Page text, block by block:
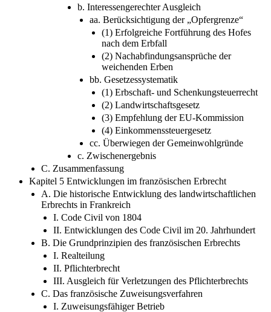
b. Interessengerechter Ausgleich
aa. Berücksichtigung der „Opfergrenze“
(1) Erfolgreiche Fortführung des Hofes
nach dem Erbfall
(2) Nachabfindungsansprüche der
weichenden Erben
bb. Gesetzessystematik
(1) Erbschaft- und Schenkungsteuerrecht
(2) Landwirtschaftsgesetz
(3) Empfehlung der EU-Kommission
(4) Einkommenssteuergesetz
cc. Überwiegen der Gemeinwohlgründe
c. Zwischenergebnis
C. Zusammenfassung
Kapitel 5 Entwicklungen im französischen Erbrecht
A. Die historische Entwicklung des landwirtschaftlichen
Erbrechts in Frankreich
I. Code Civil von 1804
II. Entwicklungen des Code Civil im 20. Jahrhundert
B. Die Grundprinzipien des französischen Erbrechts
I. Realteilung
II. Pflichterbrecht
III. Ausgleich für Verletzungen des Pflichterbrechts
C. Das französische Zuweisungsverfahren
I. Zuweisungsfähiger Betrieb